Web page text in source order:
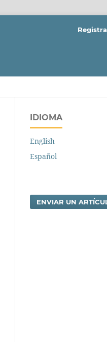
IDIOMA
English
Español
ENVIAR UN